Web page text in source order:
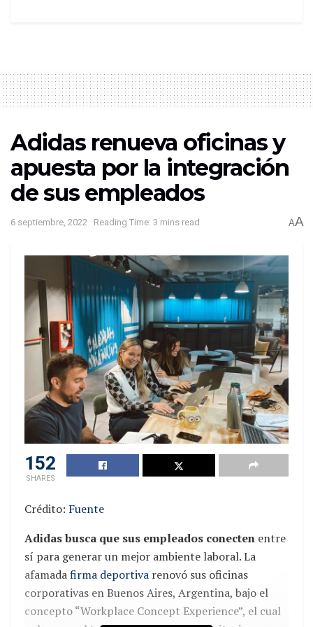
Adidas renueva oficinas y
apuesta por la integración
de sus empleados
6 septiembre, 2022 Reading Time: 3 mins read AA
152
SHARES
Crédito: Fuente
Adidas busca que sus empleados conecten entre
sí para generar un mejor ambiente laboral. La
afamadafirma deportiva renovó sus oficinas
corporativas en Buenos Aires, Argentina, bajo el
concepto “Workplace Concept Experience”, el cual